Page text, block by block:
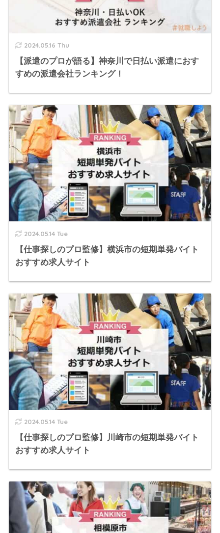
2024.05.16 Thu
【派遣のプロが語る】神奈川で日払い派遣におす
すめの派遣会社ランキング！
2024.05.14 Tue
【仕事探しのプロ監修】横浜市の短期単発バイト
おすすめ求人サイト
2024.05.14 Tue
【仕事探しのプロ監修】川崎市の短期単発バイト
おすすめ求人サイト